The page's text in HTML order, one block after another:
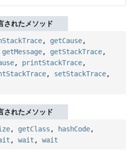
されたメソッド
, getCause,
getMessage, getStackTrace,
, printStackTrace,
, setStackTrace,
されたメソッド
, getClass , hashCode,
, wait , wait